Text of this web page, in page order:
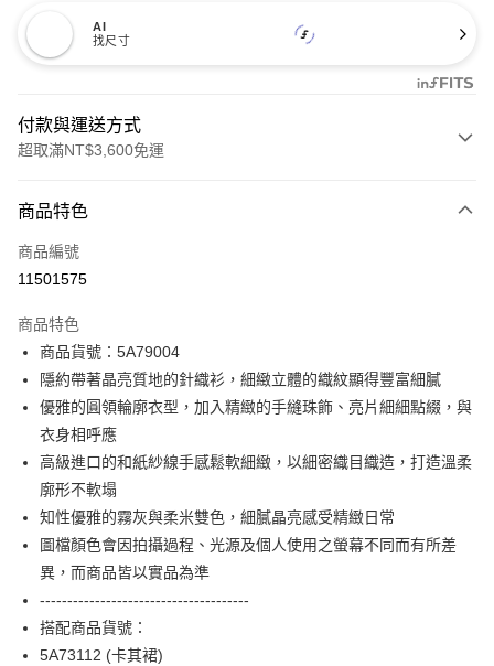
AI
找尺寸
付款與運送方式
超取滿NT$3,600免運
信用卡一次付款
信用卡分期付款
合作金庫商業銀行
華南商業銀行
上海商業儲蓄銀行
台北富邦商業銀行
國泰世華商業銀行
兆豐國際商業銀行
臺灣中小企業銀行
匯豐（台灣）商業銀行
華泰商業銀行
聯邦商業銀行
遠東國際商業銀行
元大商業銀行
玉山商業銀行
星展（台灣）商業銀行
台新國際商業銀行
中國信託商業銀行
台灣樂天信用卡公司
LINE Pay
Apple Pay
街口支付
AFTEE先享後付
相關說明
【關於「AFTEE先享後付」】
AFTEE先享後付是「在收到商品之後才付款」的支付方式。 讓您購物簡單
便利好安心！
１．簡單：不需註冊會員、不需綁卡、不需儲值。
２．便利：只要手機號碼，簡訊認證，即可結帳。
【「AFTEE先享後付」結帳流程】
付款後全家FamilyMart取貨
每筆NT$90，滿NT$3,600(含以上)免運費
商品特色
商品編號
11501575
商品特色
商品貨號：5A79004
隱約帶著晶亮質地的針織衫，細緻立體的織紋顯得豐富細膩
優雅的圓領輪廓衣型，加入精緻的手縫珠飾、亮片細細點綴，與
衣身相呼應
高級進口的和紙紗線手感鬆軟細緻，以細密織目織造，打造溫柔
廓形不軟塌
知性優雅的霧灰與柔米雙色，細膩晶亮感受精緻日常
圖檔顏色會因拍攝過程、光源及個人使用之螢幕不同而有所差
異，而商品皆以實品為準
--------------------------------------
搭配商品貨號：
5A73112 (卡其裙)